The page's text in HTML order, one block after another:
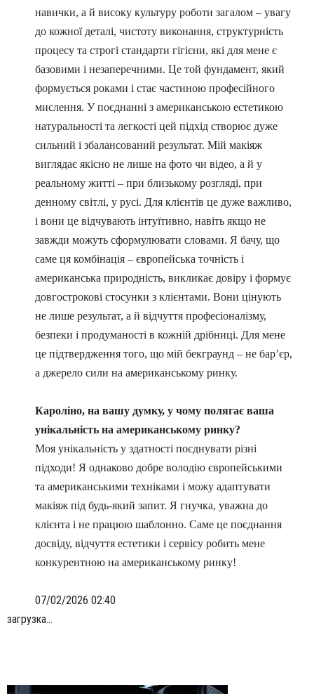
навички, а й високу культуру роботи загалом – увагу
до кожної деталі, чистоту виконання, структурність
процесу та строгі стандарти гігієни, які для мене є
базовими і незаперечними. Це той фундамент, який
формується роками і стає частиною професійного
мислення. У поєднанні з американською естетикою
натуральності та легкості цей підхід створює дуже
сильний і збалансований результат. Мій макіяж
виглядає якісно не лише на фото чи відео, а й у
реальному житті – при близькому розгляді, при
денному світлі, у русі. Для клієнтів це дуже важливо,
і вони це відчувають інтуїтивно, навіть якщо не
завжди можуть сформулювати словами. Я бачу, що
саме ця комбінація – європейська точність і
американська природність, викликає довіру і формує
довгострокові стосунки з клієнтами. Вони цінують
не лише результат, а й відчуття професіоналізму,
безпеки і продуманості в кожній дрібниці. Для мене
це підтвердження того, що мій бекграунд – не бар’єр,
а джерело сили на американському ринку.
Кароліно, на вашу думку, у чому полягає ваша
унікальність на американському ринку?
Моя унікальність у здатності поєднувати різні
підходи! Я однаково добре володію європейськими
та американськими техніками і можу адаптувати
макіяж під будь-який запит. Я гнучка, уважна до
клієнта і не працюю шаблонно. Саме це поєднання
досвіду, відчуття естетики і сервісу робить мене
конкурентною на американському ринку!
07/02/2026 02:40
загрузка...